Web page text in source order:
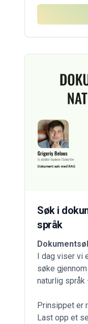
Søk i
språk
I dag viser vi
søke
naturlig språk
Prinsippet er
Last opp et